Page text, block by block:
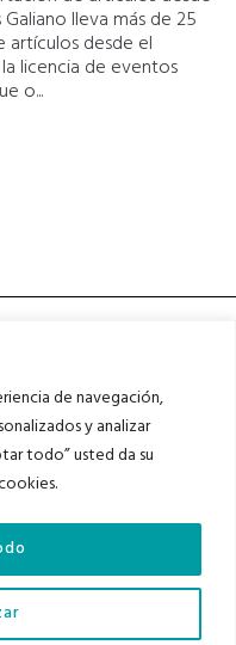
de navegación,
y analizar
todo” usted da su
lleva más de 25
desde el
licencia de eventos
o...
por